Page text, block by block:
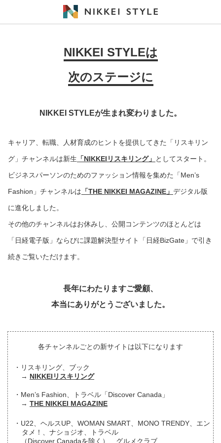
NIKKEI STYLEは
次のステージに
NIKKEI STYLEが生まれ変わりました。
キャリア、転職、人材育成のヒントを提供してきた「リスキリン
グ」チャンネルは新生 「NIKKEIリスキリング」 としてスタート。
ビジネスパーソンのためのファッション情報を集めた「Men’s
Fashion」チャンネルは 「THE NIKKEI MAGAZINE」 デジタル版
に進化しました。
その他のチャンネルはお休みし、公開コンテンツのほとんどは
「日経電子版」ならびに課題解決型サイト「日経BizGate」で引き
続きご覧いただけます。
長年にわたりますご愛顧、
本当にありがとうございました。
各チャンネルごとの新サイトは以下になります
リスキリング、ブック
NIKKEIリスキリング
Men’s Fashion、トラベル「Discover Canada」
THE NIKKEI MAGAZINE
U22、ヘルスUP、WOMAN SMART、MONO TRENDY、エン
タメ！、ナショジオ、トラベル
（Discover Canadaを除く）、グルメクラブ